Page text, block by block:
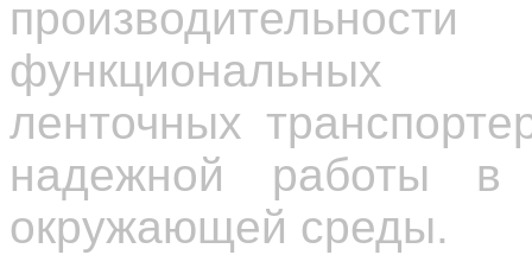
функциональных
ленточных
надежной работы в
окружающей среды.